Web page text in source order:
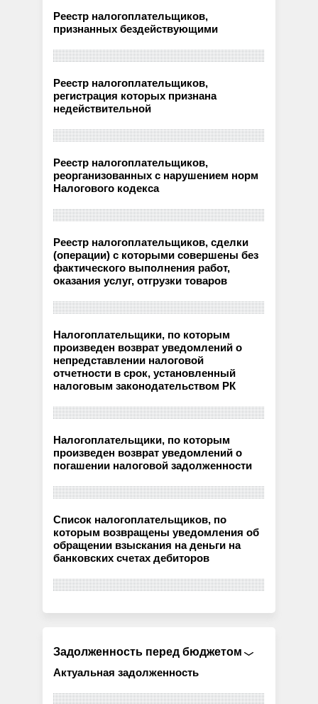
Реестр налогоплательщиков,
признанных бездействующими
Реестр налогоплательщиков,
регистрация которых признана
недействительной
Реестр налогоплательщиков,
реорганизованных с нарушением норм
Налогового кодекса
Реестр налогоплательщиков, сделки
(операции) с которыми совершены без
фактического выполнения работ,
оказания услуг, отгрузки товаров
Налогоплательщики, по которым
произведен возврат уведомлений о
непредставлении налоговой
отчетности в срок, установленный
налоговым законодательством РК
Налогоплательщики, по которым
произведен возврат уведомлений о
погашении налоговой задолженности
Список налогоплательщиков, по
которым возвращены уведомления об
обращении взыскания на деньги на
банковских счетах дебиторов
Задолженность перед бюджетом
Актуальная задолженность